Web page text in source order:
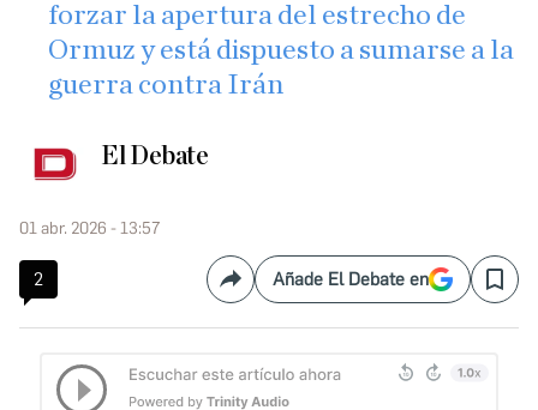
forzar la apertura del estrecho de
Ormuz y está dispuesto a sumarse a la
guerra contra Irán
El Debate
01 abr. 2026 - 13:57
2 CompartirAñade El Debate en Save